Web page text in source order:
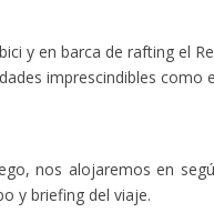
y en barca de rafting el
imprescindibles como
nos alojaremos en
y briefing del viaje.